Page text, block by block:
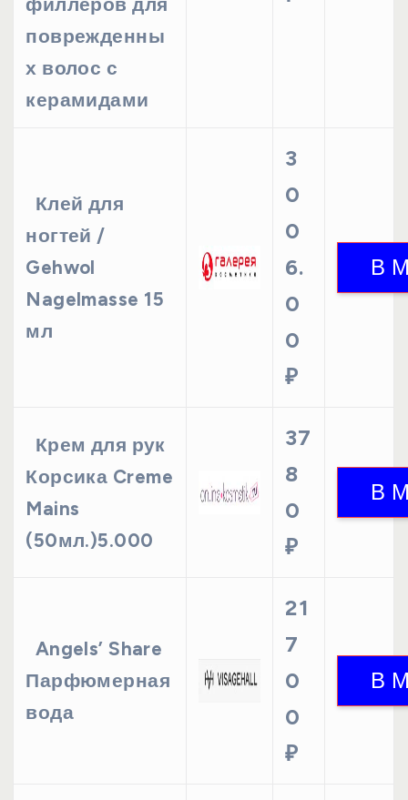
поврежденны
х волос с
керамидами
Клей для
ногтей /
Gehwol
Nagelmasse 15
мл
3
0
0
6.
0
0
₽
Крем для рук
Корсика Creme
Mains
(50мл.)5.000
37
8
0
₽
Angels’ Share
Парфюмерная
вода
21
7
0
0
₽